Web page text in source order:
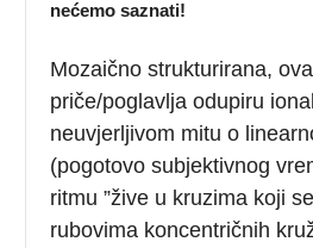
nećemo saznati!
Mozaično strukturirana,
priče/poglavlja odupiru
neuvjerljivom mitu o
(pogotovo subjektivnog
ritmu ”žive u kruzima koji
rubovima koncentričnih